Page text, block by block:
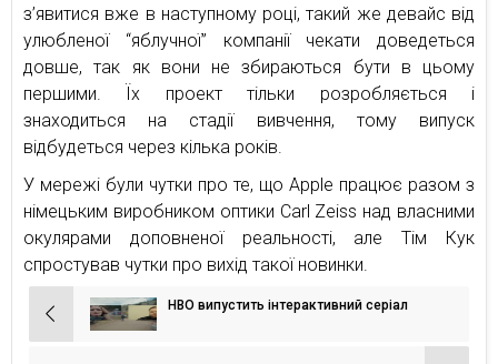
з’явитися вже в наступному році, такий же девайс від
улюбленої “яблучної” компанії чекати доведеться
довше, так як вони не збираються бути в цьому
першими. Їх проект тільки розробляється і
знаходиться на стадії вивчення, тому випуск
відбудеться через кілька років.
У мережі були чутки про те, що Apple працює разом з
німецьким виробником оптики Carl Zeiss над власними
окулярами доповненої реальності, але Тім Кук
спростував чутки про вихід такої новинки.
Навігація
записів
HBO випустить інтерактивний серіал